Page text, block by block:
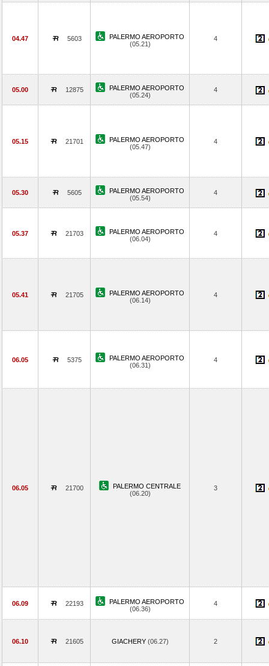
04.47 5603
PALERMO AEROPORTO
(05.21)
4
05.00 12875
PALERMO AEROPORTO
(05.24)
4
05.15 21701
PALERMO AEROPORTO
(05.47)
4
05.30 5605
PALERMO AEROPORTO
(05.54)
4
05.37 21703
PALERMO AEROPORTO
(06.04)
4
05.41 21705
PALERMO AEROPORTO
(06.14)
4
06.05 5375
PALERMO AEROPORTO
(06.31)
4
06.05 21700
PALERMO CENTRALE
(06.20)
3
06.09 22193
PALERMO AEROPORTO
(06.36)
4
06.10 21605 GIACHERY (06.27) 2